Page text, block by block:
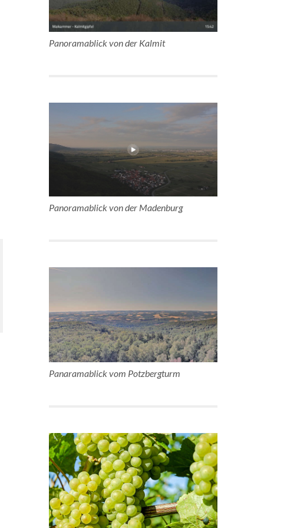
Panoramablick von der Kalmit
Panoramablick von der Madenburg
Panaramablick vom Potzbergturm